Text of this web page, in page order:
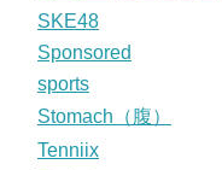
SKE48
Sponsored
sports
Stomach（腹）
Tenniix